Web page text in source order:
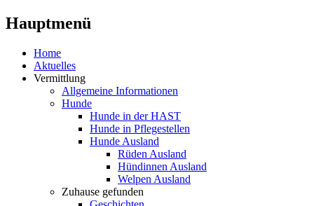
Hauptmenü
Home
Aktuelles
Vermittlung
Allgemeine Informationen
Hunde
Hunde in der HAST
Hunde in Pflegestellen
Hunde Ausland
Rüden Ausland
Hündinnen Ausland
Welpen Ausland
Zuhause gefunden